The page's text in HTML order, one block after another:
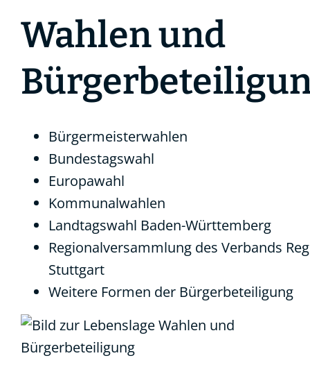
Wahlen und
Bürgermeisterwahlen
Bundestagswahl
Europawahl
Kommunalwahlen
Landtagswahl Baden-Württemberg
Regionalversammlung des Verbands
Stuttgart
Weitere Formen der Bürgerbeteiligung